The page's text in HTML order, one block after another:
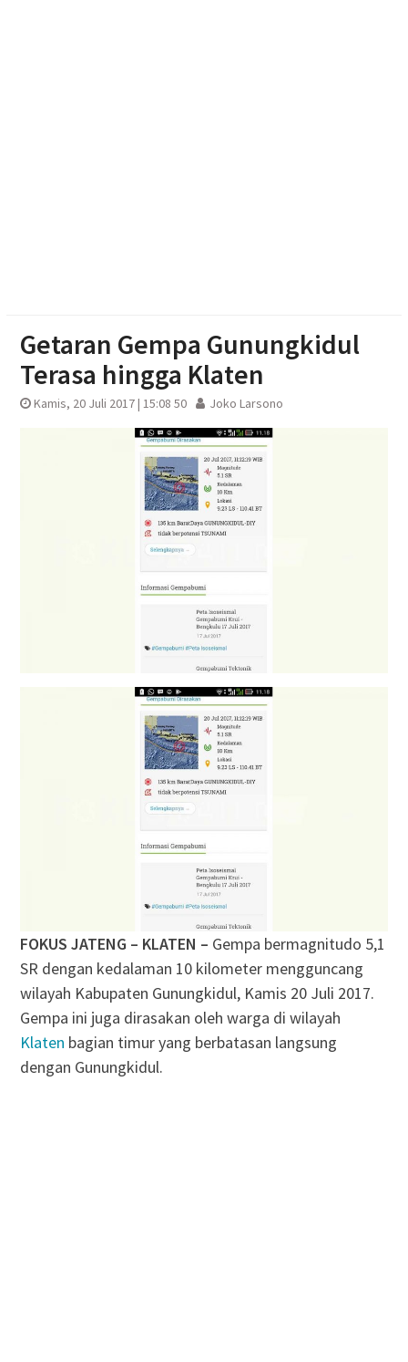
Getaran Gempa Gunungkidul
Terasa hingga Klaten
Kamis, 20 Juli 2017 | 15:08 50 Joko Larsono
FOKUS JATENG – KLATEN – Gempa bermagnitudo 5,1
SR dengan kedalaman 10 kilometer mengguncang
wilayah Kabupaten Gunungkidul, Kamis 20 Juli 2017.
Gempa ini juga dirasakan oleh warga di wilayah
Klaten bagian timur yang berbatasan langsung
dengan Gunungkidul.